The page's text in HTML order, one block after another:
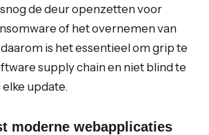
de deur openzetten voor
of het overnemen van
is het essentieel om grip te
supply chain en niet blind te
update.
moderne webapplicaties